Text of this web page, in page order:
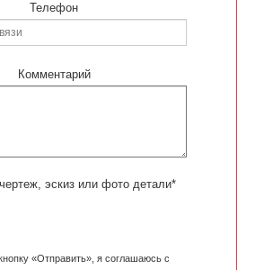
Телефон
Комментарий
эскиз или фото детали*
«Отправить», я соглашаюсь с